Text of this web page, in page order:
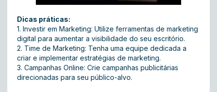
Dicas práticas:
1. Investir em Marketing: Utilize ferramentas de marketing
digital para aumentar a visibilidade do seu escritório.
2. Time de Marketing: Tenha uma equipe dedicada a
criar e implementar estratégias de marketing.
3. Campanhas Online: Crie campanhas publicitárias
direcionadas para seu público-alvo.